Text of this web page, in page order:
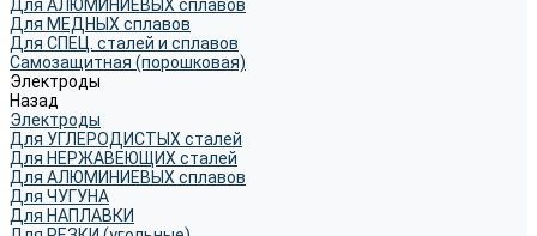
Для АЛЮМИНИЕВЫХ сплавов
Для МЕДНЫХ сплавов
Для СПЕЦ. сталей и сплавов
Самозащитная (порошковая)
Электроды
Назад
Электроды
Для УГЛЕРОДИСТЫХ сталей
Для НЕРЖАВЕЮЩИХ сталей
Для АЛЮМИНИЕВЫХ сплавов
Для ЧУГУНА
Для НАПЛАВКИ